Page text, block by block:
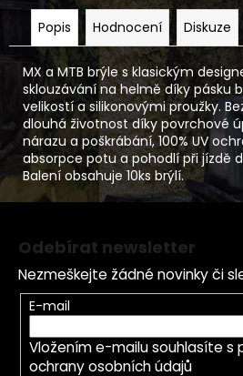
Popis Hodnocení Diskuze
MX a MTB brýle s klasickým
sklouzávání na helmě díky pásku
velikostí a silikonovými proužky.
dlouhá životnost díky povrchové
nárazu a poškrábání, 100% UV
absorpce potu a pohodlí při jízdě
Balení obsahuje 10ks brýlí.
Odebírat newsletter
Nezmeškejte žádné novinky či
E-mail
Vložením e-mailu souhlasíte s
ochrany osobních údajů